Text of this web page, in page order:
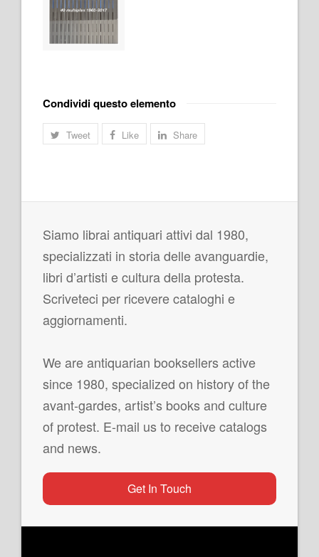
Condividi questo elemento
Tweet Like Share
Siamo librai antiquari attivi dal 1980,
specializzati in storia delle avanguardie,
libri d’artisti e cultura della protesta.
Scriveteci per ricevere cataloghi e
aggiornamenti.
We are antiquarian booksellers active
since 1980, specialized on history of the
avant-gardes, artist’s books and culture
of protest. E-mail us to receive catalogs
and news.
Get In Touch